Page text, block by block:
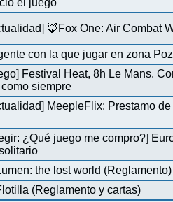
el juego
] 🦊Fox One: Air Combat
con la que jugar en zona
] Festival Heat, 8h Le Mans.
siempre
] MeepleFlix: Prestamo
¿Qué juego me compro?]
the lost world (Reglamento)
(Reglamento y cartas)